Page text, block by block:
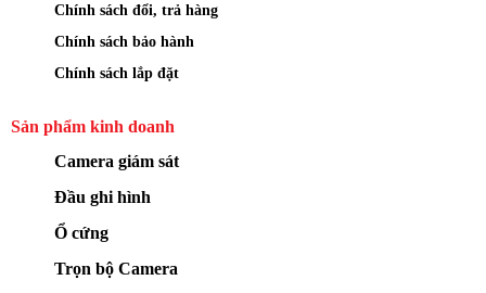
Chính sách đổi, trả hàng
Chính sách bảo hành
Chính sách lắp đặt
Sản phẩm kinh doanh
Camera giám sát
Đầu ghi hình
Ổ cứng
Trọn bộ Camera